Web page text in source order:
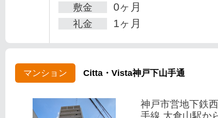
敷金 0ヶ月
礼金 1ヶ月
マンション Citta・Vista神戸下山手通
神戸市営地下鉄
手線 大倉山駅か